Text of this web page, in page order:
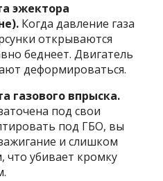
эжектора
Когда давление газа
открываются
беднеет. Двигатель
деформироваться.
газового впрыска.
под свои
под ГБО, вы
и слишком
что убивает кромку